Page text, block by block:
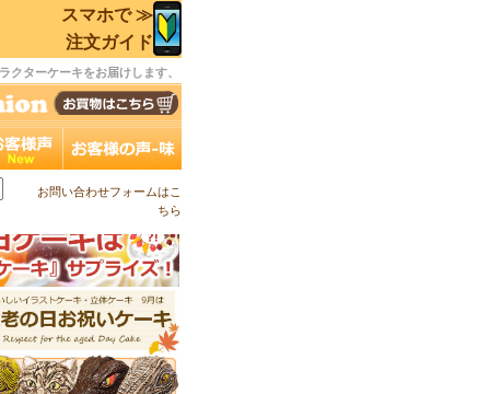
スマホで ≫
注文ガイド
クターケーキをお届けします、
お問い合わせフォームはこ
ちら